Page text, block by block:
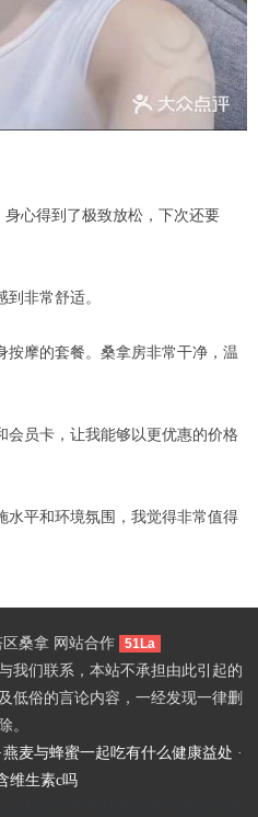
心得到了极致放松，下次还要
非常舒适。
摩的套餐。桑拿房非常干净，温
员卡，让我能够以更优惠的价格
平和环境氛围，我觉得非常值得
桑拿 网站合作 51La
我们联系，本站不承担由此引起的
低俗的言论内容，一经发现一律删
除。
燕麦与蜂蜜一起吃有什么健康益处 ·
维生素c吗